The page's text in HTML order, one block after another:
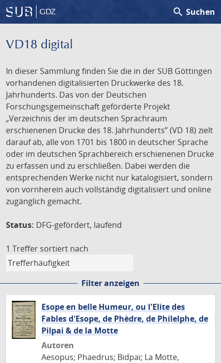
GDZ search Suchen
VD18 digital
In dieser Sammlung finden Sie die in der SUB Göttingen
vorhandenen digitalisierten Druckwerke des 18.
Jahrhunderts. Das von der Deutschen
Forschungsgemeinschaft geförderte Projekt
„Verzeichnis der im deutschen Sprachraum
erschienenen Drucke des 18. Jahrhunderts” (VD 18) zielt
darauf ab, alle von 1701 bis 1800 in deutscher Sprache
oder im deutschen Sprachbereich erschienenen Drucke
zu erfassen und zu erschließen. Dabei werden die
entsprechenden Werke nicht nur katalogisiert, sondern
von vornherein auch vollständig digitalisiert und online
zugänglich gemacht.
Status: DFG-gefördert, laufend
1 Treffer sortiert nach
Filter anzeigen
Esope en belle Humeur, ou l'Elite des
Fables d'Esope, de Phèdre, de Philelphe, de
Pilpai & de la Motte
Autoren
Aesopus; Phaedrus; Bidpai; La Motte,